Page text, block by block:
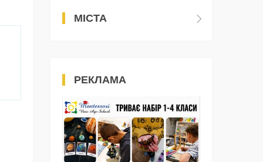
МІСТА
РЕКЛАМА